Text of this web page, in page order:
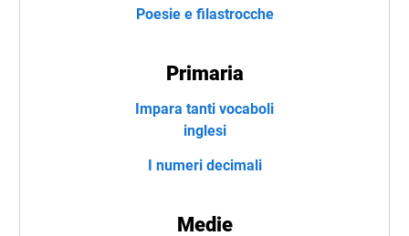
Poesie e filastrocche
Primaria
Impara tanti vocaboli
inglesi
I numeri decimali
Medie